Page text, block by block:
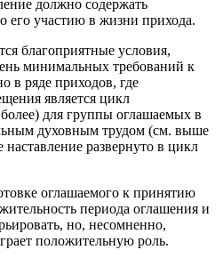
должно содержать
его участию в жизни прихода.
благоприятные условия,
минимальных требований к
в ряде приходов, где
является цикл
для группы оглашаемых в
духовным трудом (см. выше
развернуто в цикл
оглашаемого к принятию
периода оглашения и
но, несомненно,
положительную роль.